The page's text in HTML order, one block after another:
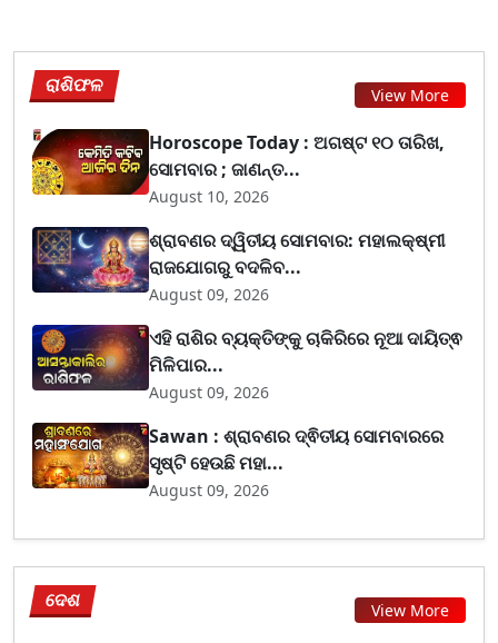
ରାଶିଫଳ View More
Horoscope Today : ଅଗଷ୍ଟ ୧୦ ତାରିଖ,
ସୋମବାର ; ଜାଣନ୍ତ...
August 10, 2026
ଶ୍ରାବଣର ଦ୍ୱିତୀୟ ସୋମବାର: ମହାଲକ୍ଷ୍ମୀ
ରାଜଯୋଗରୁ ବଦଳିବ...
August 09, 2026
ଏହି ରାଶିର ବ୍ୟକ୍ତିଙ୍କୁ ଚାକିରିରେ ନୂଆ ଦାୟିତ୍ଵ
ମିଳିପାର...
August 09, 2026
Sawan : ଶ୍ରାବଣର ଦ୍ଵିତୀୟ ସୋମବାରରେ
ସୃଷ୍ଟି ହେଉଛି ମହା...
August 09, 2026
ଦେଶ View More